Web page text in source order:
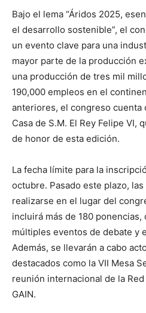
Bajo el lema “Áridos 2025,
el desarrollo sostenible”, el
un evento clave para una
mayor parte de la producción
una producción de tres mil
190,000 empleos en el
anteriores, el congreso cuenta
Casa de S.M. El Rey Felipe VI,
de honor de esta edición.
La fecha límite para la
octubre. Pasado este plazo,
realizarse en el lugar del
incluirá más de 180
múltiples eventos de debate y
Además, se llevarán a cabo
destacados como la VII Mesa
reunión internacional de la
GAIN.